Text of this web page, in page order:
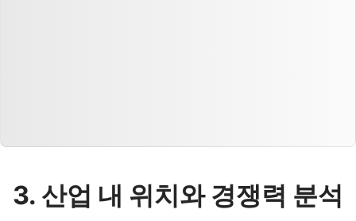
3. 산업 내 위치와 경쟁력 분석